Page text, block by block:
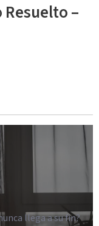
–
llega a su fin?